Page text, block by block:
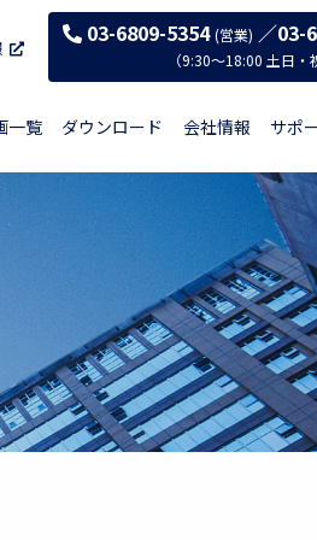
03-6809-5354 (営業) ／03-
（9:30〜18:00 土日・
一覧 ダウンロード 会社情報 サポ